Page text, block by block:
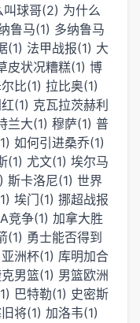
叫球哥(2) 为什么
鲁马(1) 多纳鲁马
(1) 法甲战报(1) 大
皮状况糟糕(1) 博
比(1) 拉比奥(1)
(1) 克瓦拉茨赫利
兰大(1) 穆萨(1) 普
如何引进桑乔(1)
(1) 尤文(1) 埃尔马
斯卡洛尼(1) 世界
埃门(1) 挪超战报
竞争(1) 加拿大胜
(1) 勇士能否得到
亚洲杯(1) 库明加合
男篮(1) 男篮欧洲
巴特勒(1) 史密斯
将(1) 加洛韦(1)